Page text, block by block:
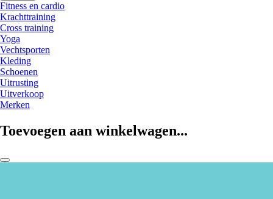
Fitness en cardio
Krachttraining
Cross training
Yoga
Vechtsporten
Kleding
Schoenen
Uitrusting
Uitverkoop
Merken
Toevoegen aan winkelwagen...